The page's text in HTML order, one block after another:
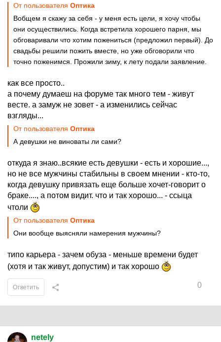
От пользователя Оптика
Вобщем я скажу за себя - у меня есть цели, я хочу чтобы
они осуществились. Когда встретила хорошего парня, мы
обговаривали что хотим пожениться (предложил первый). До
свадьбы решили пожить вместе, но уже обговорили что
точно поженимся. Прожили зиму, к лету подали заявление.
как все просто..
а почему думаеш на форуме так много тем - живут
весте. а замуж не зовет - а изменились сейчас
взгляды...
От пользователя Оптика
А девушки не виноваты ли сами?
откуда я знаю..всякие есть девушки - есть и хорошие...,
но не все мужчины стабильны в своем мнении - кто-то,
когда девушку привязать еще больше хочет-говорит о
браке...., а потом видит. что и так хорошо... - ссыца
чтоли
От пользователя Оптика
Они вообще выясняли намерения мужчины?
типо карьера - зачем обуза - меньше времени будет
(хотя и так живут, допустим) и так хорошо
0
Ответить
netely